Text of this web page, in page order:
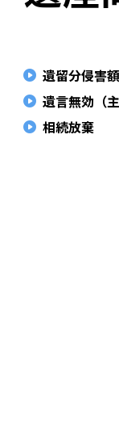
遺留分侵害
遺言無効（
相続放棄